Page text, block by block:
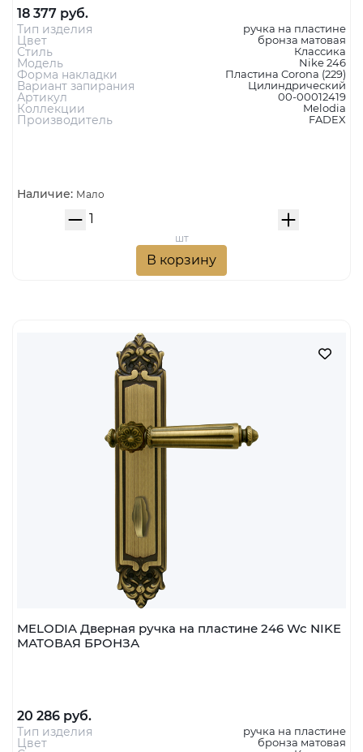
18 377 руб.
Тип изделия ручка на пластине
Цвет бронза матовая
Стиль Классика
Модель Nike 246
Форма накладки Пластина Corona (229)
Вариант запирания Цилиндрический
Артикул 00-00012419
Коллекции Melodia
Производитель FADEX
Наличие: Мало
шт
В корзину
MELODIA Дверная ручка на пластине 246 Wc NIKE
МАТОВАЯ БРОНЗА
20 286 руб.
Тип изделия ручка на пластине
Цвет бронза матовая